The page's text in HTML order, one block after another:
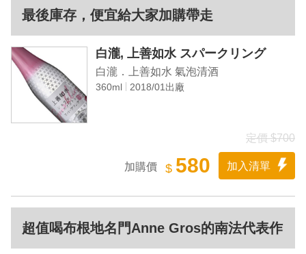
最後庫存，便宜給大家加購帶走
白瀧, 上善如水 スパークリング
白瀧．上善如水 氣泡清酒
360ml 2018/01出廠
定價 $700
$ 580 加入清單
加購價
超值喝布根地名門Anne Gros的南法代表作